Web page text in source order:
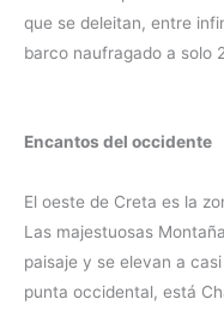
que se deleitan, entre
barco naufragado a solo
Encantos del occidente
El oeste de Creta es la
Las majestuosas
paisaje y se elevan a
punta occidental, está